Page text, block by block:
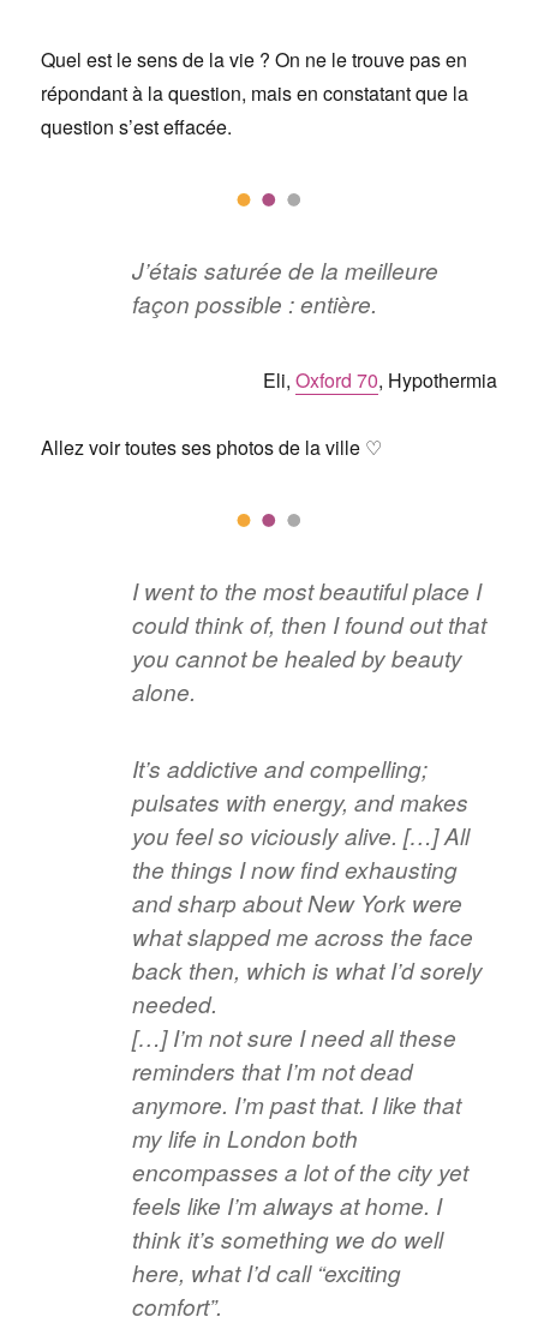
Quel est le sens de la vie ? On ne le trouve pas en
répondant à la question, mais en constatant que la
question s’est effacée.
J’étais saturée de la meilleure
façon possible : entière.
Eli, Oxford 70, Hypothermia
Allez voir toutes ses photos de la ville ♡
I went to the most beautiful place I
could think of, then I found out that
you cannot be healed by beauty
alone.
It’s addictive and compelling;
pulsates with energy, and makes
you feel so viciously alive. […] All
the things I now find exhausting
and sharp about New York were
what slapped me across the face
back then, which is what I’d sorely
needed.
[…] I’m not sure I need all these
reminders that I’m not dead
anymore. I’m past that. I like that
my life in London both
encompasses a lot of the city yet
feels like I’m always at home. I
think it’s something we do well
here, what I’d call “exciting
comfort”.